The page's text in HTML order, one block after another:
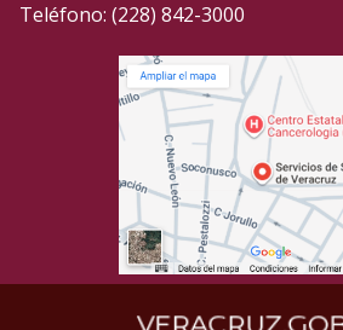
Teléfono: (228) 842-3000